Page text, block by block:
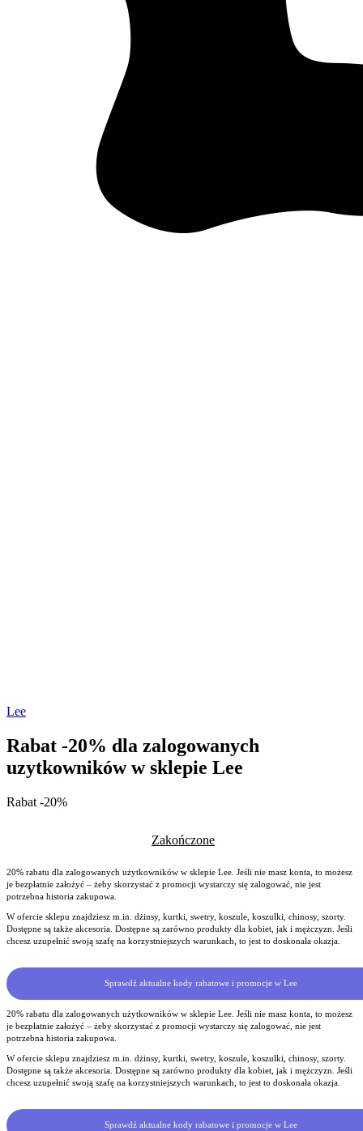
Lee
Rabat -20% dla zalogowanych
uzytkowników w sklepie Lee
Rabat -20%
Zakończone
20% rabatu dla zalogowanych użytkowników w sklepie Lee. Jeśli nie masz konta, to możesz
je bezpłatnie założyć – żeby skorzystać z promocji wystarczy się zalogować, nie jest
potrzebna historia zakupowa.
W ofercie sklepu znajdziesz m.in. dżinsy, kurtki, swetry, koszule, koszulki, chinosy, szorty.
Dostępne są także akcesoria. Dostępne są zarówno produkty dla kobiet, jak i mężczyzn. Jeśli
chcesz uzupełnić swoją szafę na korzystniejszych warunkach, to jest to doskonała okazja.
Sprawdź aktualne kody rabatowe i promocje w Lee
20% rabatu dla zalogowanych użytkowników w sklepie Lee. Jeśli nie masz konta, to możesz
je bezpłatnie założyć – żeby skorzystać z promocji wystarczy się zalogować, nie jest
potrzebna historia zakupowa.
W ofercie sklepu znajdziesz m.in. dżinsy, kurtki, swetry, koszule, koszulki, chinosy, szorty.
Dostępne są także akcesoria. Dostępne są zarówno produkty dla kobiet, jak i mężczyzn. Jeśli
chcesz uzupełnić swoją szafę na korzystniejszych warunkach, to jest to doskonała okazja.
Sprawdź aktualne kody rabatowe i promocje w Lee